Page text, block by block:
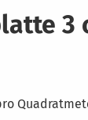
3